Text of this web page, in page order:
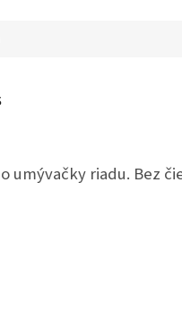
umývačky riadu. Bez